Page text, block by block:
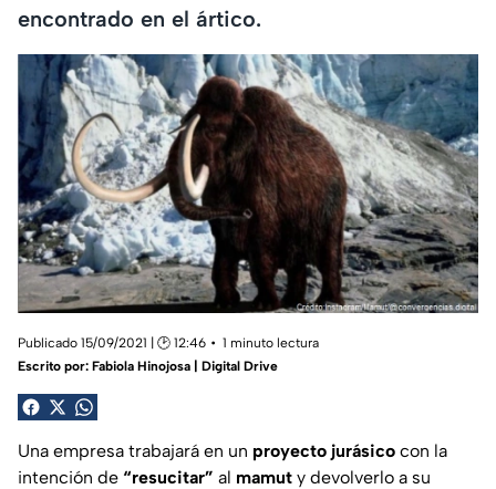
encontrado en el ártico.
Publicado 15/09/2021 | 🕑 12:46
1 minuto lectura
Escrito por: Fabiola Hinojosa | Digital Drive
Una empresa trabajará en un proyecto jurásico con la
intención de “resucitar” al mamut y devolverlo a su